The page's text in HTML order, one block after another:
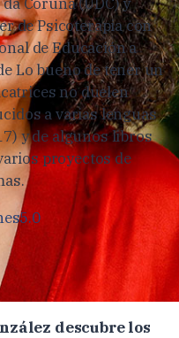
de Psicoterapia con
de Educación a
Lo bueno de tener un
no duelen
a varias lenguas
y de algunos libros
proyectos de
descubre los